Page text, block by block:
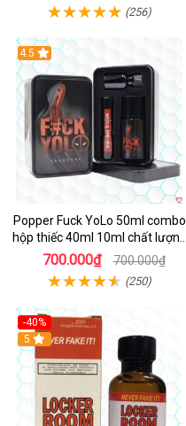
(256)
4.5
Popper Fuck YoLo 50ml combo
hộp thiếc 40ml 10ml chất lượng
tốt
700.000₫ 700.000₫
(250)
-40%
5